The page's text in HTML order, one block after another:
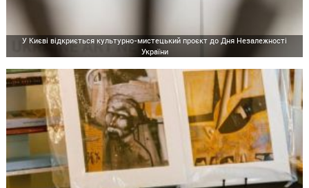
У Києві відкриється культурно-мистецький проєкт до Дня Незалежності
України